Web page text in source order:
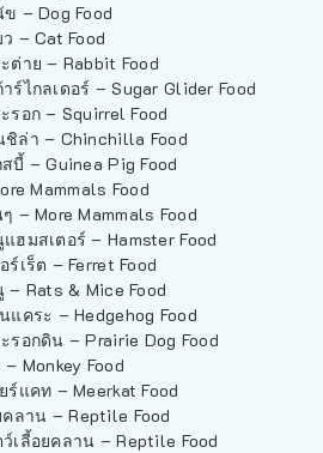
– Dog Food
– Cat Food
ต่าย – Rabbit Food
ร์ไกลเดอร์ – Sugar Glider Food
รอก – Squirrel Food
ล่า – Chinchilla Food
บี้ – Guinea Pig Food
Mammals Food
– More Mammals Food
ฮมสเตอร์ – Hamster Food
ร์เร็ต – Ferret Food
– Rats & Mice Food
แคระ – Hedgehog Food
รอกดิน – Prairie Dog Food
Monkey Food
ร์แคท – Meerkat Food
ลาน – Reptile Food
เลี้อยคลาน – Reptile Food